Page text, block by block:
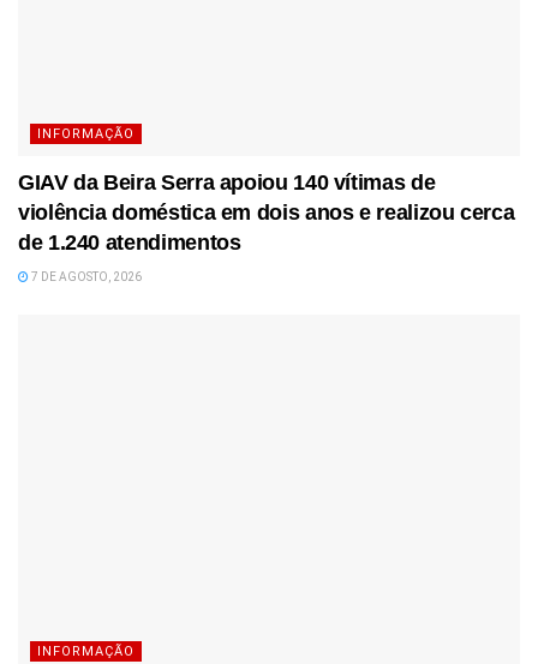
INFORMAÇÃO
GIAV da Beira Serra apoiou 140 vítimas de
violência doméstica em dois anos e realizou cerca
de 1.240 atendimentos
7 DE AGOSTO, 2026
INFORMAÇÃO